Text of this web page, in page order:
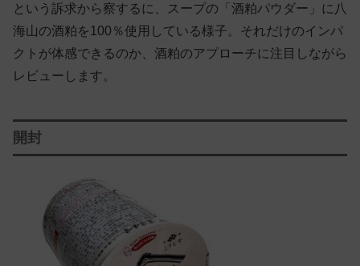
という訴求から察するに、スープの「酒粕パウダー」に八
海山の酒粕を100％使用している様子。それだけのインパ
クトが体感できるのか、酒粕のアプローチに注目しながら
レビューします。
開封